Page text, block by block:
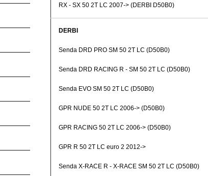
RX - SX 50 2T LC 2007-> (DERBI D50B0)
DERBI
Senda DRD PRO SM 50 2T LC (D50B0)
Senda DRD RACING R - SM 50 2T LC (D50B0)
Senda EVO SM 50 2T LC (D50B0)
GPR NUDE 50 2T LC 2006-> (D50B0)
GPR RACING 50 2T LC 2006-> (D50B0)
GPR R 50 2T LC euro 2 2012->
Senda X-RACE R - X-RACE SM 50 2T LC (D50B0)